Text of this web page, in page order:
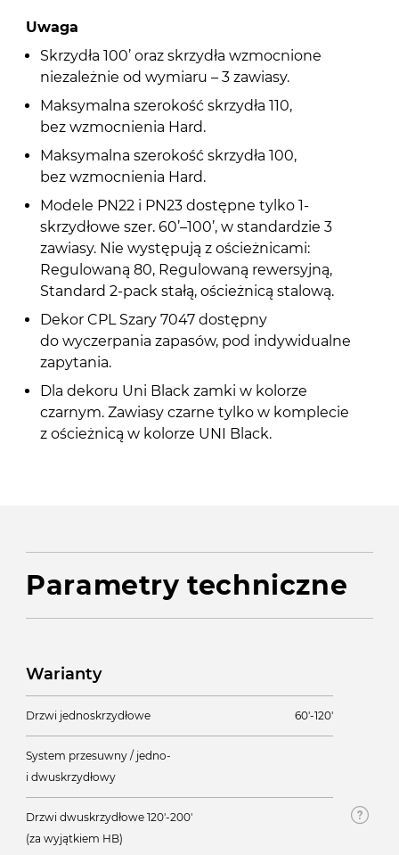
Uwaga
Skrzydła 100’ oraz skrzydła wzmocnione
niezależnie od wymiaru – 3 zawiasy.
Maksymalna szerokość skrzydła 110,
bez wzmocnienia Hard.
Maksymalna szerokość skrzydła 100,
bez wzmocnienia Hard.
Modele PN22 i PN23 dostępne tylko 1-
skrzydłowe szer. 60’–100’, w standardzie 3
zawiasy. Nie występują z ościeżnicami:
Regulowaną 80, Regulowaną rewersyjną,
Standard 2-pack stałą, ościeżnicą stalową.
Dekor CPL Szary 7047 dostępny
do wyczerpania zapasów, pod indywidualne
zapytania.
Dla dekoru Uni Black zamki w kolorze
czarnym. Zawiasy czarne tylko w komplecie
z ościeżnicą w kolorze UNI Black.
Parametry techniczne
Warianty
Drzwi jednoskrzydłowe 60'-120'
System przesuwny / jedno-
i dwuskrzydłowy
Drzwi dwuskrzydłowe 120'-200'
(za wyjątkiem HB)